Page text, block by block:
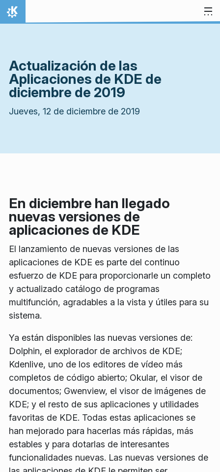
Ir al contenido
Inicio
Actualización de las
Aplicaciones de KDE de
diciembre de 2019
Jueves, 12 de diciembre de 2019
En diciembre han llegado
nuevas versiones de
aplicaciones de KDE
El lanzamiento de nuevas versiones de las
aplicaciones de KDE es parte del continuo
esfuerzo de KDE para proporcionarle un completo
y actualizado catálogo de programas
multifunción, agradables a la vista y útiles para su
sistema.
Ya están disponibles las nuevas versiones de:
Dolphin, el explorador de archivos de KDE;
Kdenlive, uno de los editores de vídeo más
completos de código abierto; Okular, el visor de
documentos; Gwenview, el visor de imágenes de
KDE; y el resto de sus aplicaciones y utilidades
favoritas de KDE. Todas estas aplicaciones se
han mejorado para hacerlas más rápidas, más
estables y para dotarlas de interesantes
funcionalidades nuevas. Las nuevas versiones de